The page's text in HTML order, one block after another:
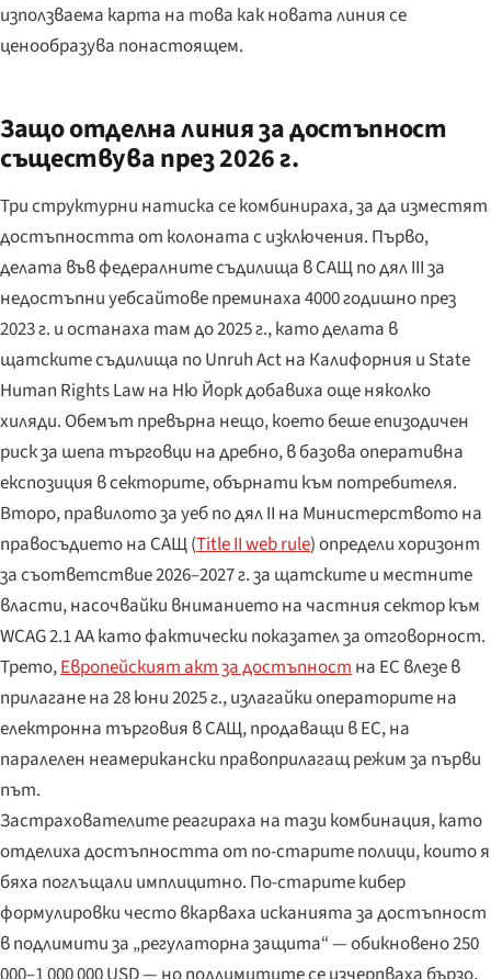
използваема карта на това как новата линия се
ценообразува понастоящем.
Защо отделна линия за достъпност
съществува през 2026 г.
Три структурни натиска се комбинираха, за да изместят
достъпността от колоната с изключения. Първо,
делата във федералните съдилища в САЩ по дял III за
недостъпни уебсайтове преминаха 4000 годишно през
2023 г. и останаха там до 2025 г., като делата в
щатските съдилища по Unruh Act на Калифорния и State
Human Rights Law на Ню Йорк добавиха още няколко
хиляди. Обемът превърна нещо, което беше епизодичен
риск за шепа търговци на дребно, в базова оперативна
експозиция в секторите, обърнати към потребителя.
Второ, правилото за уеб по дял II на Министерството на
правосъдието на САЩ (Title II web rule) определи хоризонт
за съответствие 2026–2027 г. за щатските и местните
власти, насочвайки вниманието на частния сектор към
WCAG 2.1 AA като фактически показател за отговорност.
Трето,Европейският акт за достъпност на ЕС влезе в
прилагане на 28 юни 2025 г., излагайки операторите на
електронна търговия в САЩ, продаващи в ЕС, на
паралелен неамерикански правоприлагащ режим за първи
път.
Застрахователите реагираха на тази комбинация, като
отделиха достъпността от по-старите полици, които я
бяха поглъщали имплицитно. По-старите кибер
формулировки често вкарваха исканията за достъпност
в подлимити за „регулаторна защита“ — обикновено 250